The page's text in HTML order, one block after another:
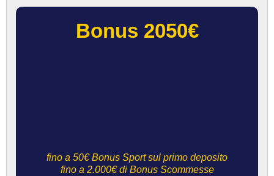
Bonus 2050€
fino a 50€ Bonus Sport sul primo deposito
fino a 2.000€ di Bonus Scommesse